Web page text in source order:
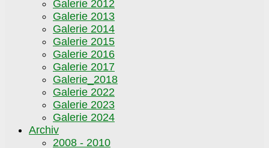
Galerie 2012
Galerie 2013
Galerie 2014
Galerie 2015
Galerie 2016
Galerie 2017
Galerie_2018
Galerie 2022
Galerie 2023
Galerie 2024
Archiv
2008 - 2010